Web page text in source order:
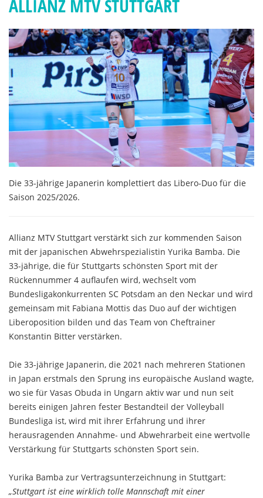
ALLIANZ MTV STUTTGART
Die 33-jährige Japanerin komplettiert das Libero-Duo für die
Saison 2025/2026.
Allianz MTV Stuttgart verstärkt sich zur kommenden Saison
mit der japanischen Abwehrspezialistin Yurika Bamba. Die
33-jährige, die für Stuttgarts schönsten Sport mit der
Rückennummer 4 auflaufen wird, wechselt vom
Bundesligakonkurrenten SC Potsdam an den Neckar und wird
gemeinsam mit Fabiana Mottis das Duo auf der wichtigen
Liberoposition bilden und das Team von Cheftrainer
Konstantin Bitter verstärken.
Die 33-jährige Japanerin, die 2021 nach mehreren Stationen
in Japan erstmals den Sprung ins europäische Ausland wagte,
wo sie für Vasas Obuda in Ungarn aktiv war und nun seit
bereits einigen Jahren fester Bestandteil der Volleyball
Bundesliga ist, wird mit ihrer Erfahrung und ihrer
herausragenden Annahme- und Abwehrarbeit eine wertvolle
Verstärkung für Stuttgarts schönsten Sport sein.
Yurika Bamba zur Vertragsunterzeichnung in Stuttgart:
„Stuttgart ist eine wirklich tolle Mannschaft mit einer